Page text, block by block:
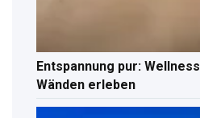
Entspannung pur:
Wänden erleben